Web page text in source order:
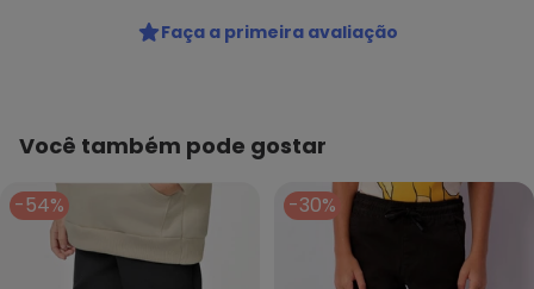
Fornecedor: LUNELLI COMERCIO DO VESTUARIO LTDA / CNPJ
75.552.133/0001-70
sombra; Não passar; Não limpar a seco; Limpeza a úmido
profissional; Processo suave;
Tecido: Poliéster
Composição: Corpo 100% Poliéster, Forro 100% Algodão
Histórico de preços
Faça a primeira avaliação
Você também pode gostar
-54% -30%